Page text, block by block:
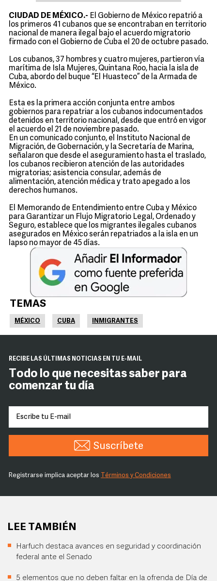
CIUDAD DE MÉXICO.- El Gobierno de México repatrió a
los primeros 41 cubanos que se encontraban en territorio
nacional de manera ilegal bajo el acuerdo migratorio
firmado con el Gobierno de Cuba el 20 de octubre pasado.
Los cubanos, 37 hombres y cuatro mujeres, partieron vía
marítima de Isla Mujeres, Quintana Roo, hacia la isla de
Cuba, abordo del buque “El Huasteco” de la Armada de
México.
Esta es la primera acción conjunta entre ambos
gobiernos para repatriar a los cubanos indocumentados
detenidos en territorio nacional, desde que entró en vigor
el acuerdo el 21 de noviembre pasado.
En un comunicado conjunto, el Instituto Nacional de
Migración, de Gobernación, y la Secretaría de Marina,
señalaron que desde el aseguramiento hasta el traslado,
los cubanos recibieron atención de las autoridades
migratorias; asistencia consular, además de
alimentación, atención médica y trato apegado a los
derechos humanos.
El Memorando de Entendimiento entre Cuba y México
para Garantizar un Flujo Migratorio Legal, Ordenado y
Seguro, establece que los migrantes ilegales cubanos
asegurados en México serán repatriados a la isla en un
lapso no mayor de 45 días.
TEMAS
MÉXICO CUBA INMIGRANTES
RECIBE LAS ÚLTIMAS NOTICIAS EN TU E-MAIL
Todo lo que necesitas saber para
comenzar tu día
Suscríbete
Registrarse implica aceptar los Términos y Condiciones
LEE TAMBIÉN
Harfuch destaca avances en seguridad y coordinación
federal ante el Senado
5 elementos que no deben faltar en la ofrenda de Día de